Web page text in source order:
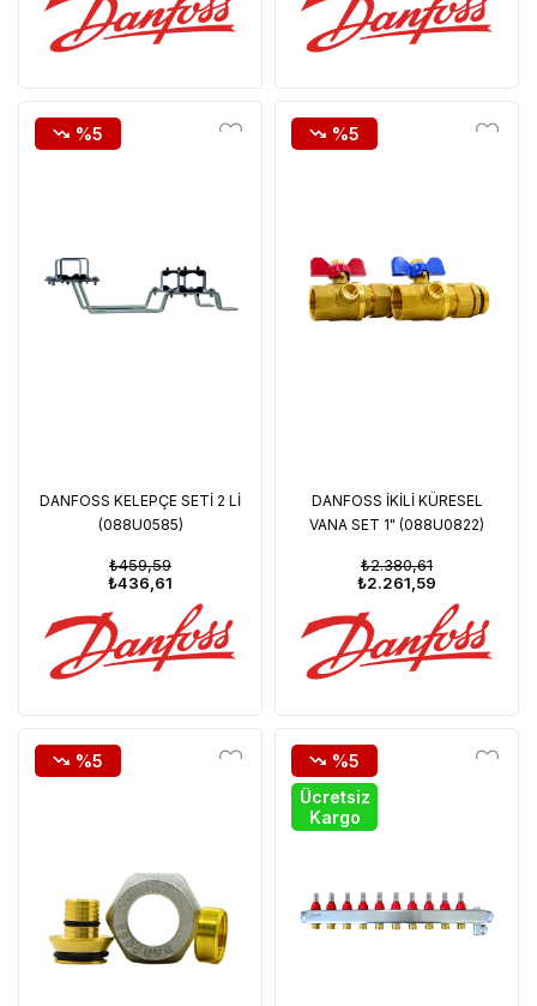
DANFOSS KELEPÇE SETİ 2 Lİ
(088U0585)
₺436,61
₺459,59
%5
DANFOSS İKİLİ KÜRESEL
VANA SET 1" (088U0822)
₺2.261,59
₺2.380,61
%5
%5
%5
Ücretsiz
Kargo